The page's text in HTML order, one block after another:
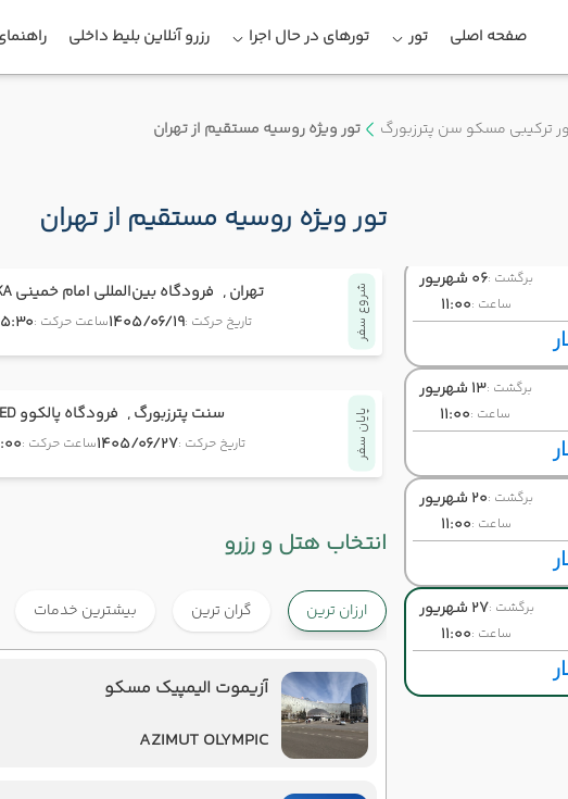
صفحه اصلی تور تورهای در حال اجرا رزرو آنلاین بلیط داخلی
ترکیبی مسکو سن پترزبورگ تور ویژه روسیه مستقیم از تهران
برگشت :06 شهریور
ساعت :11:00
برگشت :13 شهریور
ساعت :11:00
برگشت :20 شهریور
ساعت :11:00
برگشت :27 شهریور
ساعت :11:00
تور ویژه روسیه مستقیم از تهران
شروع سفر تهران , فرودگاه بین‌المللی امام خمینی IKA
تاریخ حرکت :1405/06/19ساعت حرکت :
پایان سفر سنت پترزبورگ , فرودگاه پالکوو LED
تاریخ حرکت :1405/06/27ساعت حرکت :
انتخاب هتل و رزرو
ارزان ترین گران ترین بیشترین خدمات
آزیموت الیمپیک مسکو
AZIMUT OLYMPIC